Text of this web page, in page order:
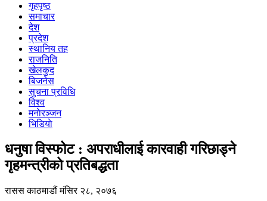
गृहपृष्ठ
समाचार
देश
प्रदेश
स्थानिय तह
राजनिति
खेलकुद
बिजनेस
सुचना प्रविधि
विश्व
मनाेरञ्जन
भिडियाे
धनुषा विस्फोट : अपराधीलाई कारवाही गरिछाड्ने
गृहमन्त्रीको प्रतिबद्धता
राससकाठमाडौंमंसिर २८, २०७६